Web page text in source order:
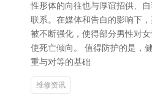
性形体的向往也与厚谊招供、
联系。在媒体和告白的影响下
被不断强化，使得部分男性对
使死亡倾向。 值得防护的是，
重与对等的基础
维修资讯